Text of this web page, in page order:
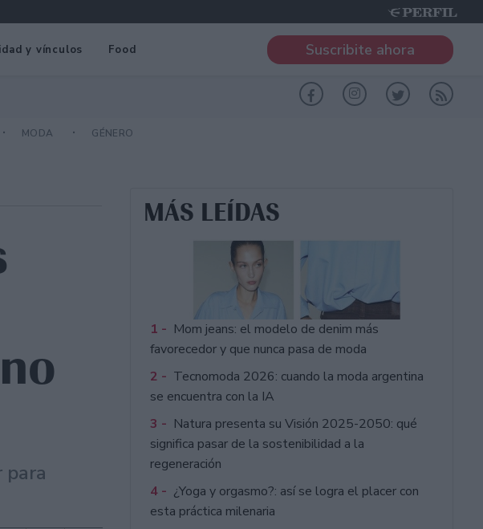
y vínculos Food Suscribite ahora
MODA GÉNERO
para
MÁS LEÍDAS
1 - Mom jeans: el modelo de denim más
favorecedor y que nunca pasa de moda
2 - Tecnomoda 2026: cuando la moda argentina
se encuentra con la IA
3 - Natura presenta su Visión 2025-2050: qué
significa pasar de la sostenibilidad a la
regeneración
4 - ¿Yoga y orgasmo?: así se logra el placer con
esta práctica milenaria